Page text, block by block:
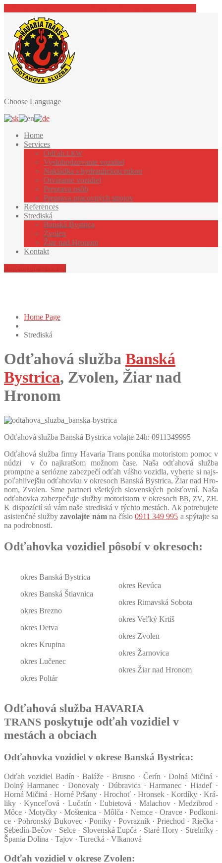
Choose Language
Home
Services
Odťah LKW
Vyslobodzovanie vozidiel
Nakládka s hydraulickou rukou
Otváranie vozidiel
Preprava osôb
Preprava pracovných strojov
References
Strediská
Banská Bystrica
Zvolen
Žiar nad Hronom
Kontakt
Objednajte si odťah
Home Page
Strediská
Odťahová služba Banská
Bystrica, Zvolen, Žiar nad
Hronom
Odťa­ho­vá služ­ba Ban­ská Bys­tri­ca volaj­te 24h: 0911349995
Odťa­ho­vá služ­ba fir­my Hava­ria Trans ponú­ka moto­ris­tom pomoc v
núdzi v čo najk­rat­šom mož­nom čase. Naša odťa­ho­vá služ­ba
prompt­ne a seri­óz­ne zabez­pe­čí odťah váš­ho vozid­la, vyber­te si najs­
po­ľah­li­vej­šiu odťa­hov­ku v okre­soch Ban­ská Bys­tri­ca, Žiar nad Hro­
nom, Zvo­len. Sme par­tne­ri všet­kých slo­ven­ských pois­ťov­ní. Naša
odťa­hov­ka zabez­pe­ču­je služ­by moto­ris­tom v okre­soch BB, ZV, ZH.
K dis­po­zí­cií sú vám naše stre­dis­ká v tých­to mes­tách. Ak potre­bu­je­te
asis­tenč­né služ­byzavo­laj­te námna čís­lo0911 349 995 a spý­taj­te sa
na pod­rob­nos­ti.
Odťahovka vozidiel pôsobí v okresoch:
okres Ban­ská Bys­tri­ca
okres Ban­ská Štiav­ni­ca
okres Brez­no
okres Det­va
okres Kru­pi­na
okres Luče­nec
okres Pol­tár
okres Revú­ca
okres Rimav­ská Sobo­ta
okres Veľ­ký Krtíš
okres Zvo­len
okres Žar­no­vi­ca
okres Žiar nad Hro­nom
Odťahová služba HAVARIA
TRANS poskytuje odťah vozidiel v
mestách a obciach
Odťahovka vozidiel v okrese Banská Bystrica:
Odťah vozi­diel Badín · Balá­že · Brus­no · Čerín · Dol­ná Miči­ná ·
Dol­ný Har­ma­nec · Dono­va­ly · Dúb­ra­vi­ca · Har­ma­nec · Hia­deľ ·
Hor­ná Miči­ná · Hor­né Prša­ny · Hro­choť · Hron­sek · Kor­dí­ky · Krá­
li­ky · Kyn­ce­ľo­vá · Luča­tín · Ľubie­to­vá · Mala­chov · Medzib­rod ·
Môce · Motyč­ky · Moš­te­ni­ca · Môl­ča · Nemce · Orav­ce · Pod­ko­ni­
ce · Pohron­ský Buko­vec · Poni­ky · Pov­raz­ník · Prie­chod · Rieč­ka ·
Sebe­dín-Bečov · Sel­ce · Slo­ven­ská Ľup­ča · Sta­ré Hory · Strel­ní­ky ·
Špa­nia Doli­na · Tajov · Turec­ká · Vlka­no­vá
Odťah vozidiel v okrese Zvolen: